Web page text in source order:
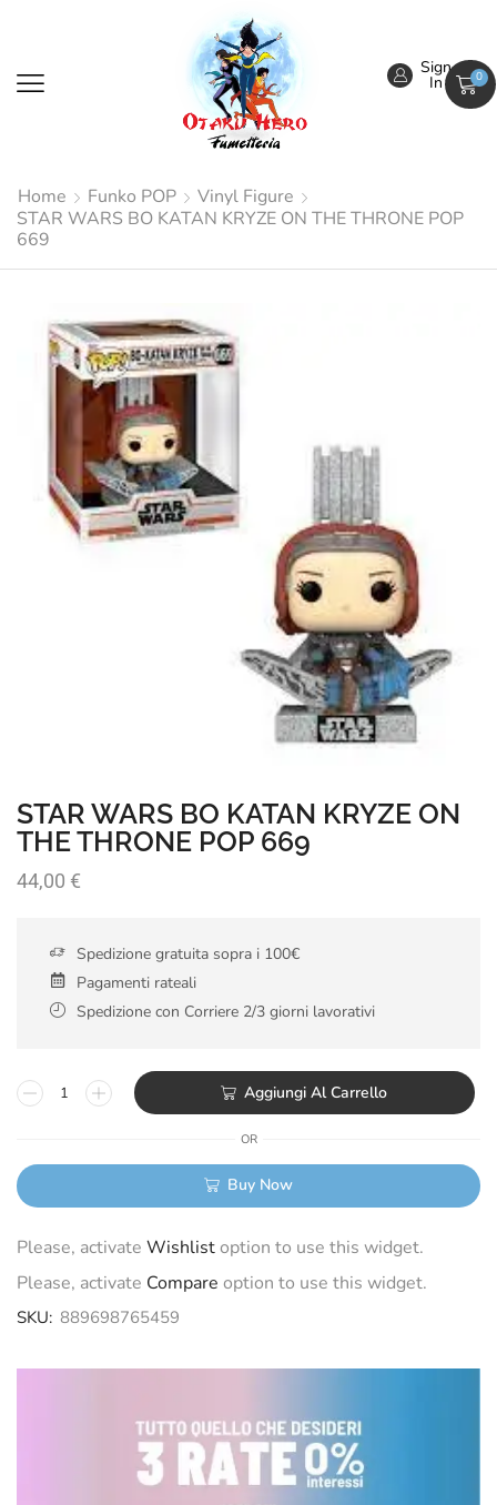
Sign
In 0
Home Funko POP
Vinyl Figure
STAR WARS BO KATAN KRYZE ON THE THRONE POP
669
STAR WARS BO KATAN KRYZE ON
THE THRONE POP 669
44,00 €
Spedizione gratuita sopra i 100€
Pagamenti rateali
Spedizione con Corriere 2/3 giorni lavorativi
Aggiungi Al Carrello
OR
Buy Now
Please, activate Wishlistoption to use this widget.
Please, activate Compare option to use this widget.
SKU: 889698765459